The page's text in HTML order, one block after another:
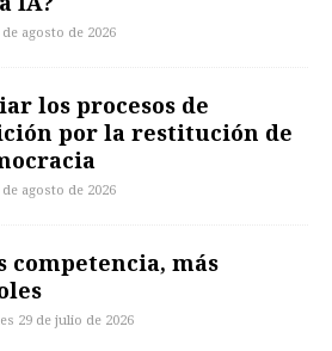
agosto de 2026
los procesos de
por la restitución de
agosto de 2026
competencia, más
29 de julio de 2026